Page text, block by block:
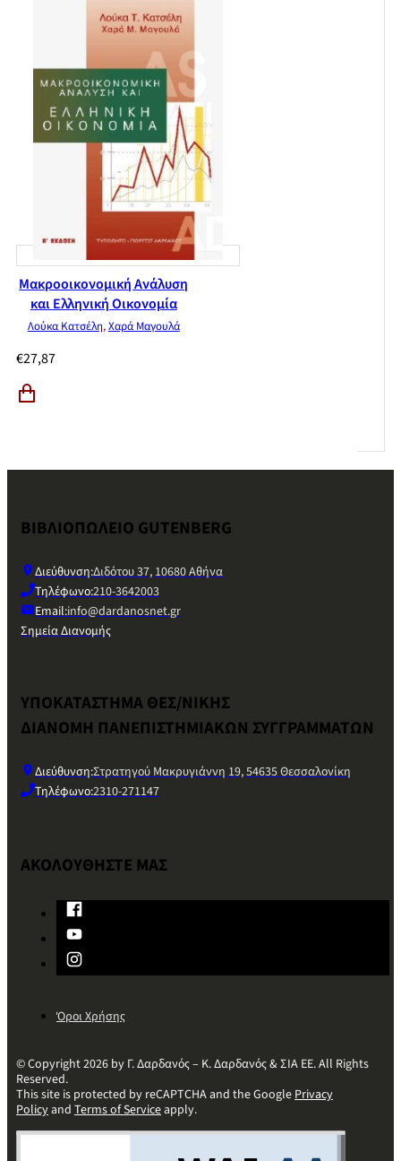
Μακροοικονομική Ανάλυση
και Ελληνική Οικονομία
Λούκα Κατσέλη,Χαρά Μαγουλά
€27,87
ΒΙΒΛΙΟΠΩΛΕΙΟ GUTENBERG
Διεύθυνση:Διδότου 37, 10680 Αθήνα
Τηλέφωνο:210-3642003
Email:info@dardanosnet.gr
Σημεία Διανομής
ΥΠΟΚΑΤΑΣΤΗΜΑ ΘΕΣ/ΝΙΚΗΣ
ΔΙΑΝΟΜΗ ΠΑΝΕΠΙΣΤΗΜΙΑΚΩΝ ΣΥΓΓΡΑΜΜΑΤΩΝ
Διεύθυνση:Στρατηγού Μακρυγιάννη 19, 54635 Θεσσαλονίκη
Τηλέφωνο:2310-271147
ΑΚΟΛΟΥΘΗΣΤΕ ΜΑΣ
Όροι Χρήσης
© Copyright 2026 by Γ. Δαρδανός – Κ. Δαρδανός & ΣΙΑ ΕΕ. All Rights
Reserved.
This site is protected by reCAPTCHA and the GooglePrivacy
Policyand Terms of Serviceapply.